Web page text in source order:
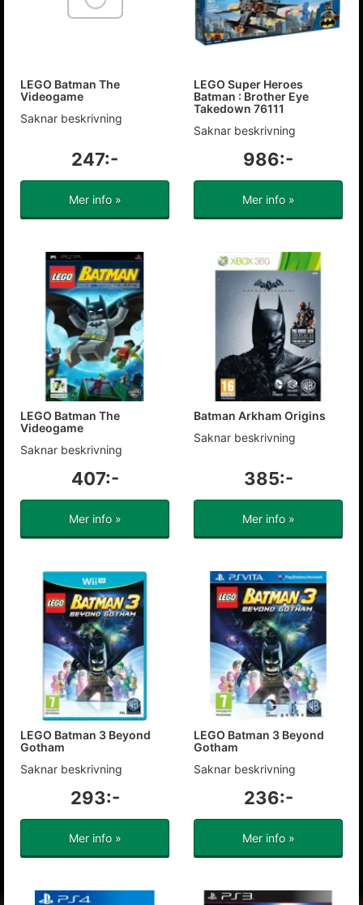
LEGO Batman The
Videogame
Saknar beskrivning
247:-
Mer info »
LEGO Super Heroes
Batman : Brother Eye
Takedown 76111
Saknar beskrivning
986:-
Mer info »
LEGO Batman The
Videogame
Saknar beskrivning
407:-
Mer info »
Batman Arkham Origins
Saknar beskrivning
385:-
Mer info »
LEGO Batman 3 Beyond
Gotham
Saknar beskrivning
293:-
Mer info »
LEGO Batman 3 Beyond
Gotham
Saknar beskrivning
236:-
Mer info »